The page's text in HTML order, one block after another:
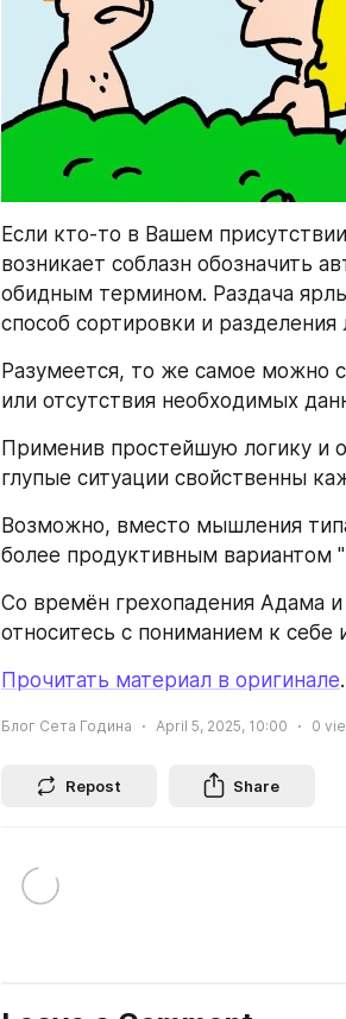
Если кто-то в Вашем
возникает соблазн обозначить
обидным термином. Раздача
способ сортировки и разделения
Разумеется, то же самое можно
или отсутствия необходимых
Применив простейшую логику и
глупые ситуации свойственны
Возможно, вместо мышления
более продуктивным вариантом
Со времён грехопадения Адама
относитесь с пониманием к
Прочитать материал в оригинале.
Блог Сета Година April 5, 2025, 10:00 0
Repost Share